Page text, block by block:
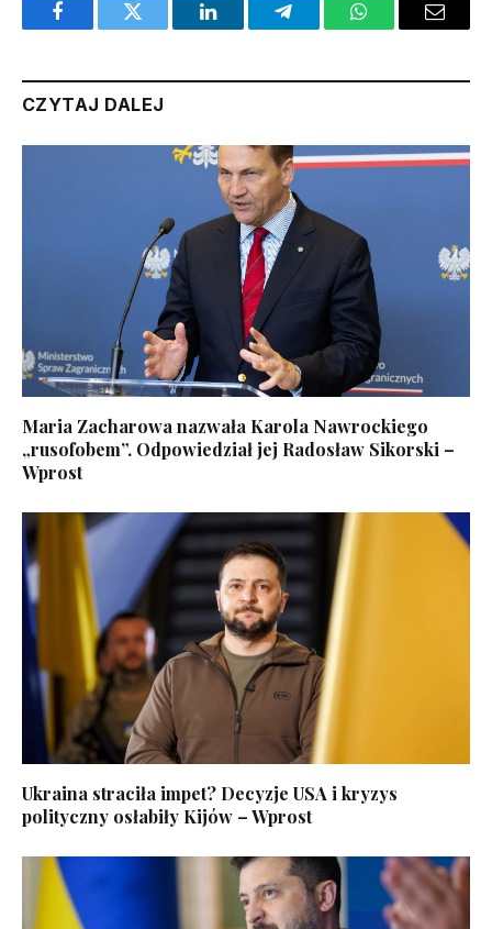
FacebookTwitter LinkedInTelegramWhatsAppEmail
CZYTAJ DALEJ
Maria Zacharowa nazwała Karola Nawrockiego
„rusofobem”. Odpowiedział jej Radosław Sikorski –
Wprost
Ukraina straciła impet? Decyzje USA i kryzys
polityczny osłabiły Kijów – Wprost